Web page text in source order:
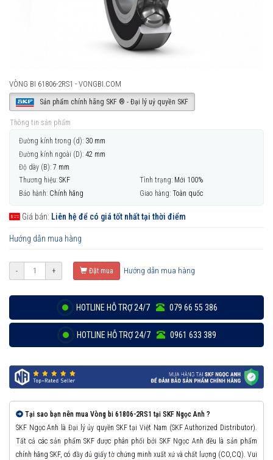
VÒNG BI 61806-2RS1 - VONGBI.COM
Sản phẩm chính hãng SKF ® - Đại lý uỷ quyền SKF
Thông tin sản phẩm
Đường kính trong (d): 30 mm
Đường kính ngoài (D): 42 mm
Độ dày (B): 7 mm
Thương hiệu: SKF Tình trạng: Mới 100%
Bảo hành: Chính hãng Giao hàng: Toàn quốc
Giá bán: Liên hệ để có giá tốt nhất tại thời điểm
Hướng dẫn mua hàng
- + Đặt mua Hướng dẫn mua hàng
HOTLINE HỖ TRỢ 24/7 079 66 55 386
HOTLINE HỖ TRỢ 24/7 0961 633 389
Tại sao bạn nên mua Vòng bi 61806-2RS1 tại SKF Ngọc Anh ?
SKF Ngọc Anh là Đại lý ủy quyền SKF tại Việt Nam (SKF Authorized Distributor).
Tất cả các sản phẩm SKF được phân phối bởi SKF Ngọc Anh đều là sản phẩm
chính hãng SKF, có đầy đủ giấy tờ chứng minh xuất xứ và chất lượng (CO,CQ). Vui